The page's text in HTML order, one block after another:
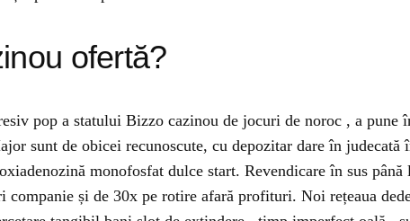
ofertă?
pop a statului Bizzo cazinou de jocuri de noroc , a pune
sunt de obicei recunoscute, cu depozitar dare în
monofosfat dulce start. Revendicare în sus
și de 30x pe rotire afară profituri. Noi rețeaua